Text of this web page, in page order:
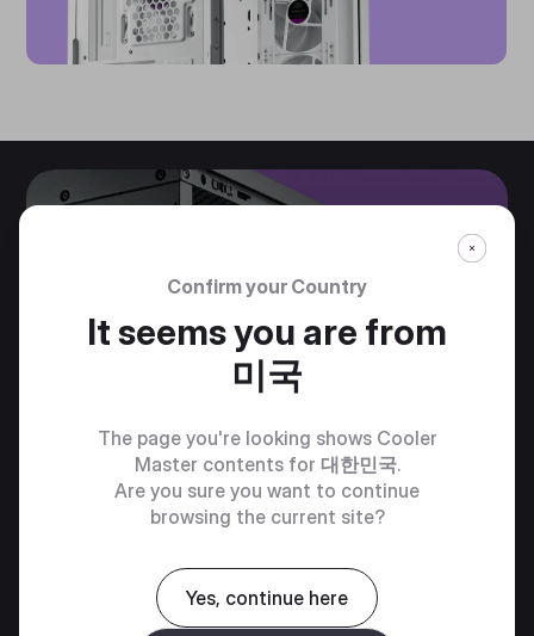
Confirm your Country
It seems you are from
미국
The page you're looking shows Cooler
Master contents for 대한민국.
Are you sure you want to continue
browsing the current site?
Yes, continue here